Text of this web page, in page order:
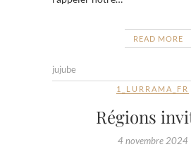
READ MORE
jujube
1_LURRAMA_FR
Régions
4 novembre 2024